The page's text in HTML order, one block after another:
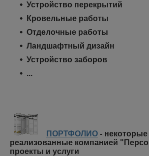
Устройство перекрытий
Кровельные работы
Отделочные работы
Ландшафтный дизайн
Устройство заборов
...
ПОРТФОЛИО - некоторые
реализованные компанией
проекты и услуги